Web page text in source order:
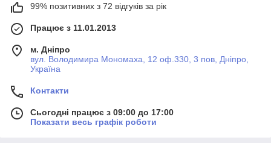
99% позитивних з 72 відгуків за рік
Працює з 11.01.2013
м. Дніпро
вул. Володимира Мономаха, 12 оф.330, 3 пов, Дніпро,
Україна
Контакти
Сьогодні працює з 09:00 до 17:00
Показати весь графік роботи